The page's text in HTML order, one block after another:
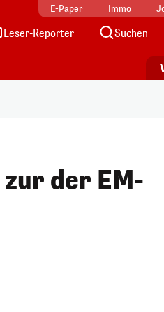
E-Paper Immo
Leser-Reporter Suchen
der EM-